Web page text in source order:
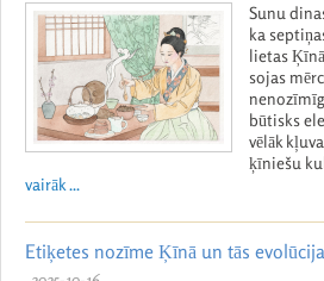
Sunu
ka
lietas
sojas
būtisks
vēlāk
ķīniešu
vairāk ...
Etiķetes nozīme Ķīnā un tās